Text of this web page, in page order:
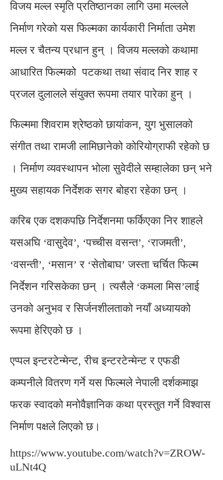
विजय मल्ल स्मृति प्रतिष्ठानका लागि उमा मल्लले
निर्माण गरेको यस फिल्मका कार्यकारी निर्माता उमेश
मल्ल र चैतन्य प्रधान हुन् । विजय मल्लको कथामा
आधारित फिल्मको पटकथा तथा संवाद निर शाह र
प्रजल दुलालले संयुक्त रूपमा तयार पारेका हुन् ।
फिल्ममा शिवराम श्रेष्ठको छायांकन, युग भुसालको
संगीत तथा रामजी लामिछानेको कोरियोग्राफी रहेको छ
। निर्माण व्यवस्थापन भोला सुवेदीले सम्हालेका छन् भने
मुख्य सहायक निर्देशक सगर बोहरा रहेका छन् ।
करिब एक दशकपछि निर्देशनमा फर्किएका निर शाहले
यसअघि ‘वासुदेव’, ‘पच्चीस वसन्त’, ‘राजमती’,
‘वसन्ती’, ‘मसान’ र ‘सेतोबाघ’ जस्ता चर्चित फिल्म
निर्देशन गरिसकेका छन् । त्यसैले ‘कमला मिस’लाई
उनको अनुभव र सिर्जनशीलताको नयाँ अध्यायको
रूपमा हेरिएको छ ।
एप्पल इन्टरटेन्मेन्ट, रीच इन्टरटेन्मेन्ट र एफडी
कम्पनीले वितरण गर्ने यस फिल्मले नेपाली दर्शकमाझ
फरक स्वादको मनोवैज्ञानिक कथा प्रस्तुत गर्ने विश्वास
निर्माण पक्षले लिएको छ।
https://www.youtube.com/watch?v=ZROW-
uLNt4Q